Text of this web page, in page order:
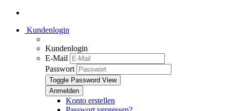
Kundenlogin
Kundenlogin
E-Mail
Passwort
Toggle Password View
Konto erstellen